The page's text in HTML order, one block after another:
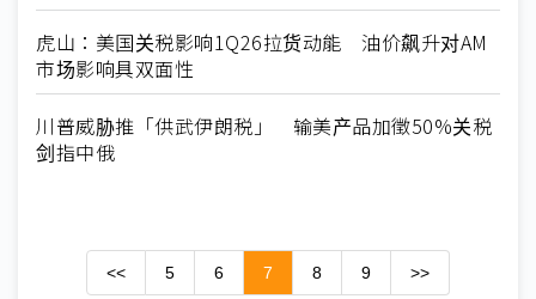
虎山：美国关税影响1Q26拉货动能 油价飙升对AM
市场影响具双面性
川普威胁推「供武伊朗税」 输美产品加徵50%关税
剑指中俄
<< 5 6 7 8 9 >>